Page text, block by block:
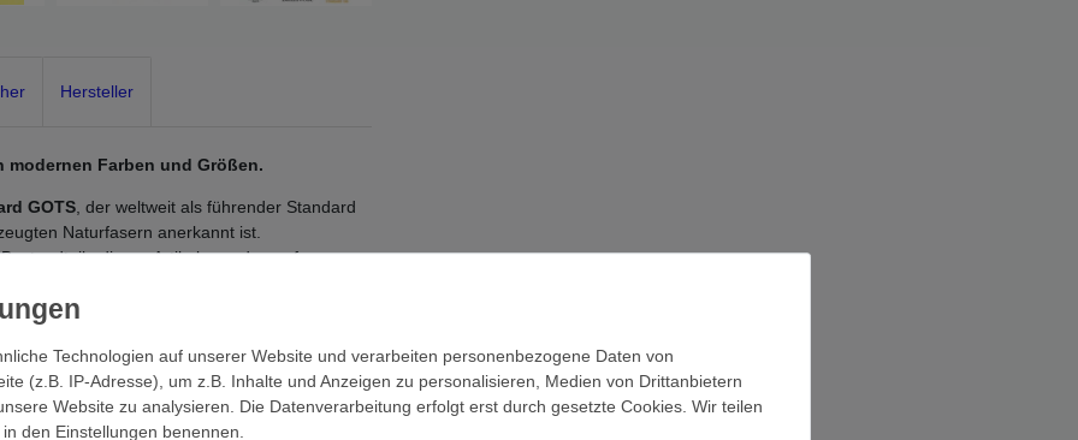
Hersteller
Farben und Größen.
GOTS, der weltweit als führender Standard
Naturfasern anerkannt ist.
dieses Artikels wurden auf
für ein hochwertiges Accessoire
BIO Handtücher optimale
Dabei ist der hochwertige Naturstoff
Frotteehandtücher sind waschbar bis
Technologien auf unserer Website und verarbeiten personenbezogene Daten von
(z.B. IP-Adresse), um z.B. Inhalte und Anzeigen zu personalisieren, Medien von Drittanbietern
Website zu analysieren. Die Datenverarbeitung erfolgt erst durch gesetzte Cookies. Wir teilen
den Einstellungen benennen.